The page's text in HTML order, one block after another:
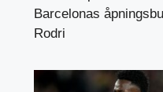
Barcelonas
Rodri